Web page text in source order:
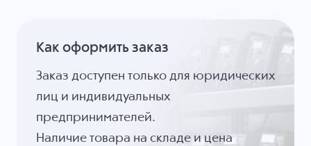
Как оформить заказ
Заказ доступен только для юридических
лиц и индивидуальных
предпринимателей.
Наличие товара на складе и цена